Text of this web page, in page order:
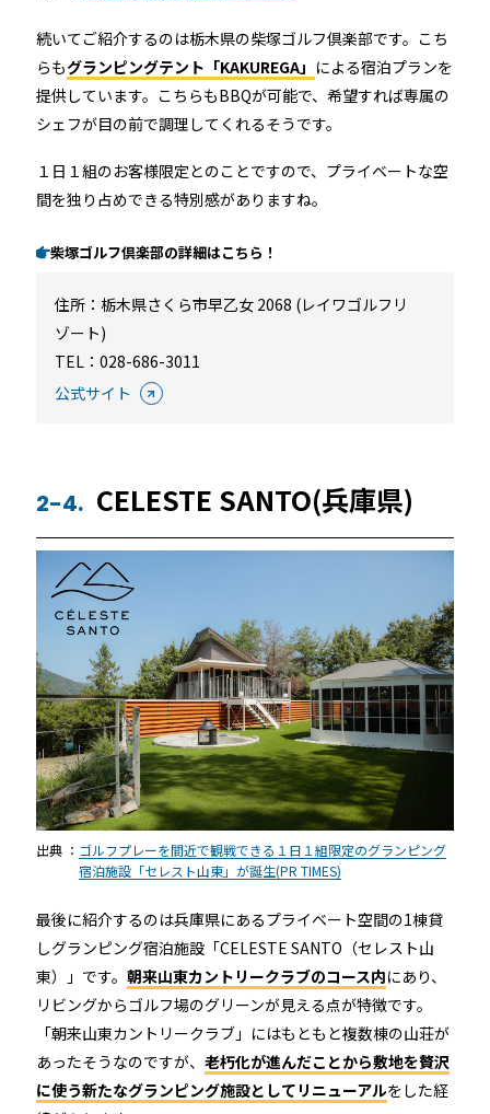
続いてご紹介するのは栃木県の柴塚ゴルフ倶楽部です。こち
らもグランピングテント「KAKUREGA」 による宿泊プランを
提供しています。 こちらもBBQが可能で、希望すれば専属の
シェフが目の前で調理してくれるそうです。
１日１組のお客様限定とのことですので、プライベートな空
間を独り占めできる特別感がありますね。
柴塚ゴルフ倶楽部の詳細はこちら！
住所： 栃木県さくら市早乙女 2068 (レイワゴルフリ
ゾート)
TEL： 028-686-3011
公式サイト
2-4. CELESTE SANTO(兵庫県)
出典 ： ゴルフプレーを間近で観戦できる１日１組限定のグランピング
宿泊施設「セレスト山東」が誕生(PR TIMES)
最後に紹介するのは兵庫県にあるプライベート空間の1棟貸
しグランピング宿泊施設「CELESTE SANTO（セレスト山
東）」です。 朝来山東カントリークラブのコース内にあり、
リビングからゴルフ場のグリーンが見える点が特徴です。
「朝来山東カントリークラブ」にはもともと複数棟の山荘が
あったそうなのですが、 老朽化が進んだことから敷地を贅沢
に使う新たなグランピング施設としてリニューアルをした経